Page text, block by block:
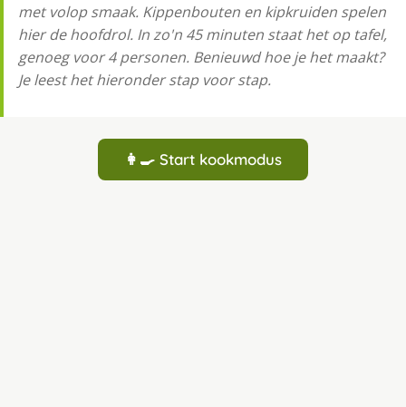
met volop smaak. Kippenbouten en kipkruiden spelen
hier de hoofdrol. In zo'n 45 minuten staat het op tafel,
genoeg voor 4 personen. Benieuwd hoe je het maakt?
Je leest het hieronder stap voor stap.
👩‍🍳 Start kookmodus